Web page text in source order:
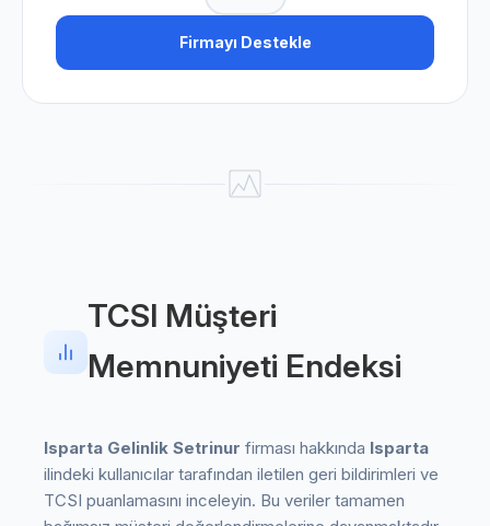
Firmayı Destekle
TCSI Müşteri
Memnuniyeti Endeksi
Isparta Gelinlik Setrinur firması hakkında Isparta
ilindeki kullanıcılar tarafından iletilen geri bildirimleri ve
TCSI puanlamasını inceleyin. Bu veriler tamamen